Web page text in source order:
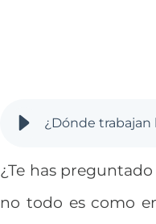
¿Te has
no todo es como